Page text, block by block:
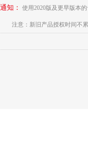
通知： 使用2020版及更早版本
注意：新旧产品授权时间不累